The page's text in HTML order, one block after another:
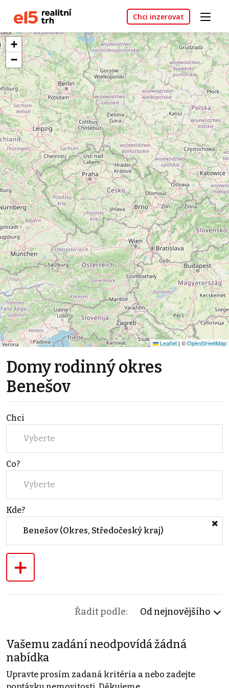
Chci inzerovat
+
−
Leaflet | ©OpenStreetMap
Domy rodinný okres
Benešov
Chci
Vyberte
Co?
Vyberte
Kde?
Benešov (Okres, Středočeský kraj)
+
Řadit podle: Od nejnovějšího
Vašemu zadání neodpovídá žádná
nabídka
Upravte prosím zadaná kritéria a nebo zadejte